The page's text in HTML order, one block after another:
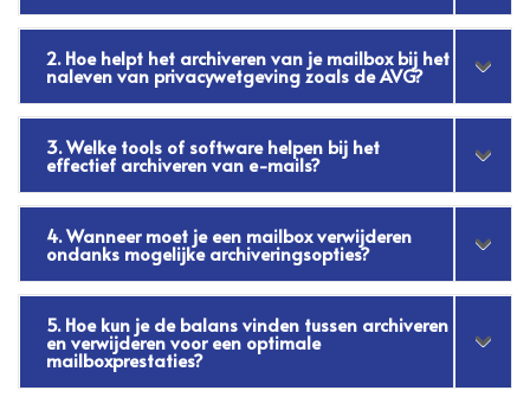
2. Hoe helpt het archiveren van je mailbox bij het
naleven van privacywetgeving zoals de AVG?
3. Welke tools of software helpen bij het
effectief archiveren van e-mails?
4. Wanneer moet je een mailbox verwijderen
ondanks mogelijke archiveringsopties?
5. Hoe kun je de balans vinden tussen archiveren
en verwijderen voor een optimale
mailboxprestaties?